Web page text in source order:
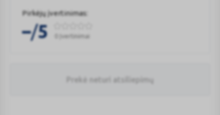
Pirkėjų įvertinimas:
–/5 0 Įvertinimai
Prekė neturi atsiliepimų